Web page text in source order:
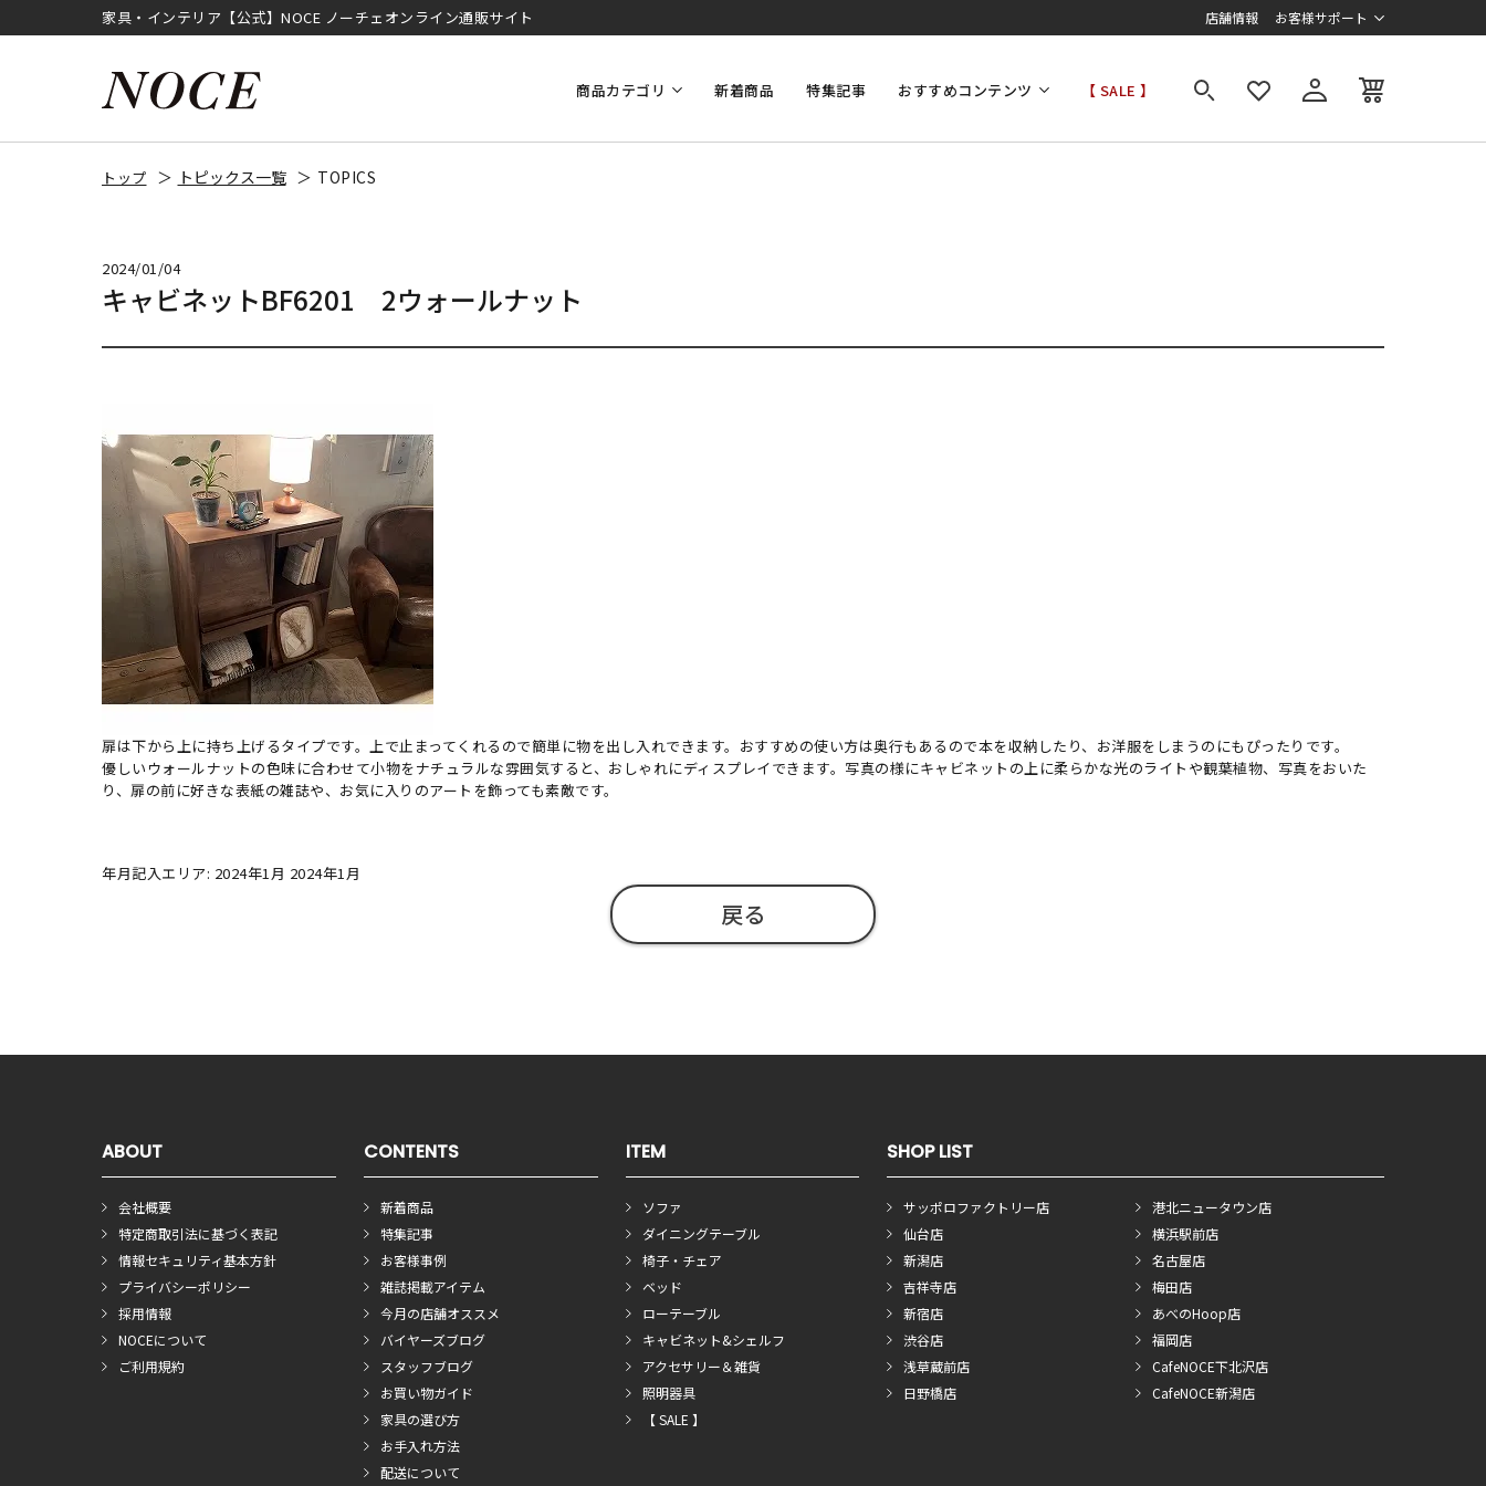
家具・インテリア【公式】NOCE ノーチェオンライン通販サイト 店舗情報 お客様サポート
商品カテゴリ 新着商品 特集記事 おすすめコンテンツ 【 SALE 】
トップ トピックス一覧 TOPICS
2024/01/04
キャビネットBF6201 2ウォールナット
扉は下から上に持ち上げるタイプです。上で止まってくれるので簡単に物を出し入れできます。おすすめの使い方は奥行もあるので本を収納したり、お洋服をしまうのにもぴったりです。
優しいウォールナットの色味に合わせて小物をナチュラルな雰囲気すると、おしゃれにディスプレイできます。写真の様にキャビネットの上に柔らかな光のライトや観葉植物、写真をおいた
り、扉の前に好きな表紙の雑誌や、お気に入りのアートを飾っても素敵です。
年月記入エリア: 2024年1月 2024年1月
戻る
ABOUT
会社概要
特定商取引法に基づく表記
情報セキュリティ基本方針
プライバシーポリシー
採用情報
NOCEについて
ご利用規約
CONTENTS
新着商品
特集記事
お客様事例
雑誌掲載アイテム
今月の店舗オススメ
バイヤーズブログ
スタッフブログ
お買い物ガイド
家具の選び方
お手入れ方法
配送について
ITEM
ソファ
ダイニングテーブル
椅子・チェア
ベッド
ローテーブル
キャビネット&シェルフ
アクセサリー＆雑貨
照明器具
【 SALE 】
SHOP LIST
サッポロファクトリー店
仙台店
新潟店
吉祥寺店
新宿店
渋谷店
浅草蔵前店
日野橋店
港北ニュータウン店
横浜駅前店
名古屋店
梅田店
あべのHoop店
福岡店
CafeNOCE下北沢店
CafeNOCE新潟店